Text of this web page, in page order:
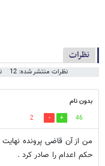
نظرات
نظرات منتشر شده: 12
بدون نام
46
2
من از آن قاضی پرونده
حکم اعدام را صادر کرد .